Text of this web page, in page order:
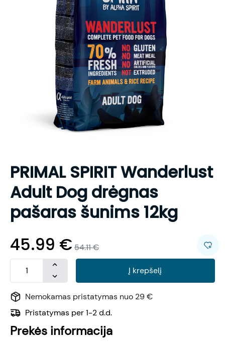
PRIMAL SPIRIT Wanderlust
Adult Dog drėgnas
pašaras šunims 12kg
45.99 € 54.11€
Į krepšelį
Nemokamas pristatymas nuo 29 €
Pristatymas per 1-2 d.d.
Prekės informacija